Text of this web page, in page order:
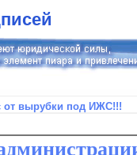
от вырубки под ИЖС!!!